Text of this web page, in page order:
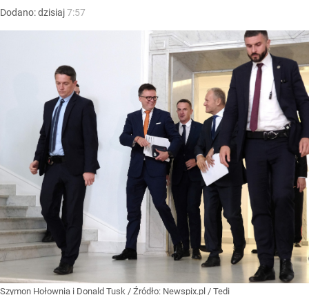
Dodano:dzisiaj7:57
Szymon Hołownia i Donald Tusk / Źródło: Newspix.pl / Tedi